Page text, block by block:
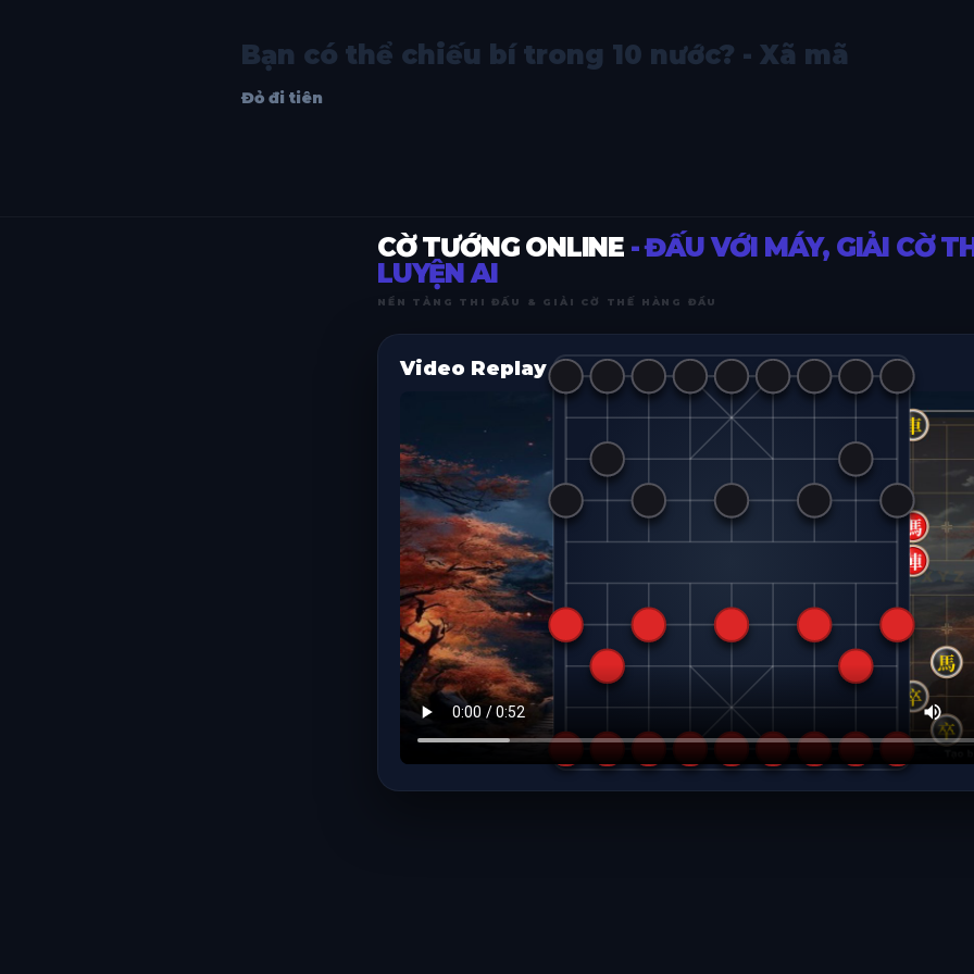
Bạn có thể chiếu bí trong 10 nước? - Xã mã
Đỏ đi tiên
CỜ TƯỚNG ONLINE - ĐẤU VỚI MÁY, GIẢI CỜ
LUYỆN AI
NỀN TẢNG THI ĐẤU & GIẢI CỜ THẾ HÀNG ĐẦU
Video Replay